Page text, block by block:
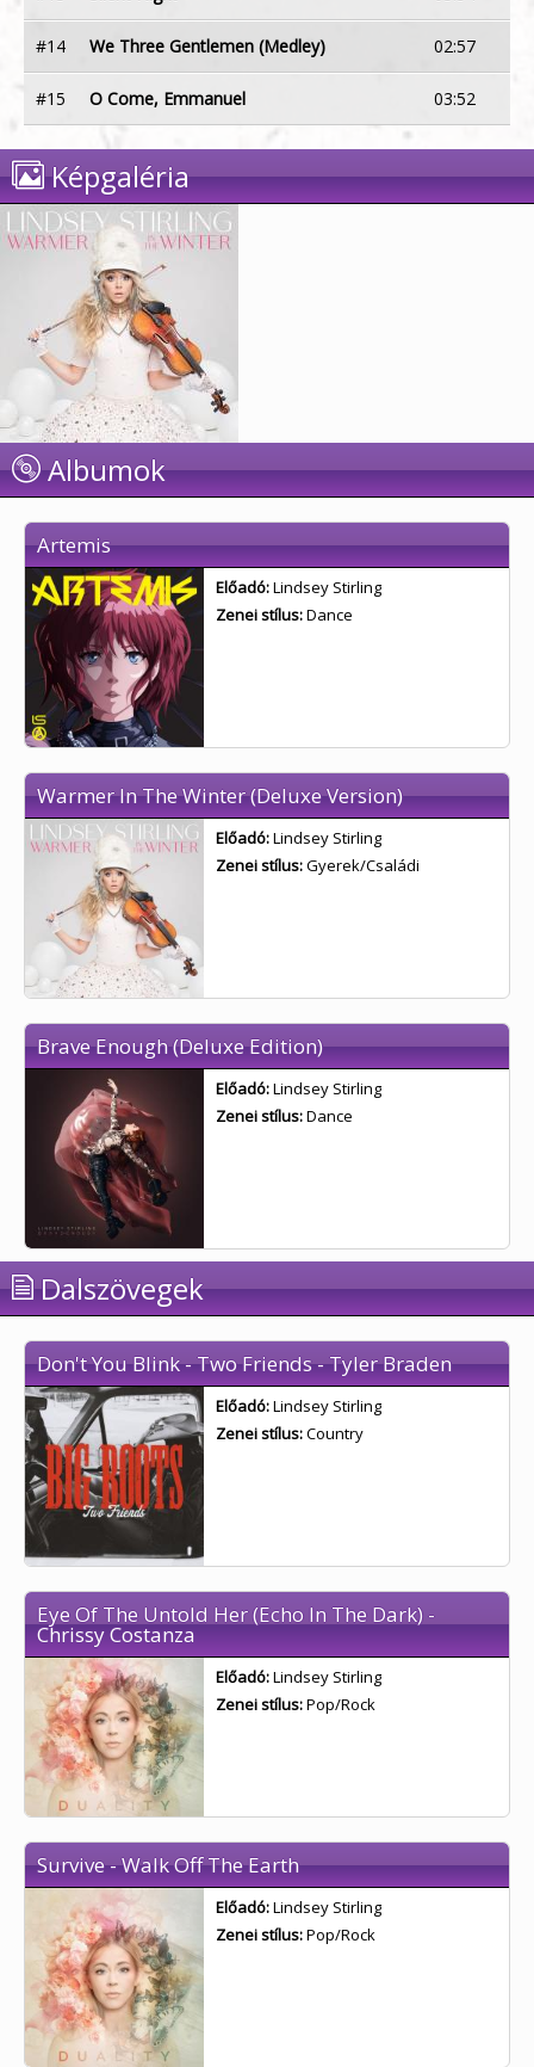
#14 We Three Gentlemen (Medley) 02:57
#15 O Come, Emmanuel 03:52
Képgaléria
Albumok
Artemis
Előadó:Lindsey Stirling
Zenei stílus:Dance
Warmer In The Winter (Deluxe Version)
Előadó:Lindsey Stirling
Zenei stílus:Gyerek/Családi
Brave Enough (Deluxe Edition)
Előadó:Lindsey Stirling
Zenei stílus:Dance
Dalszövegek
Don't You Blink - Two Friends - Tyler Braden
Előadó:Lindsey Stirling
Zenei stílus:Country
Eye Of The Untold Her (Echo In The Dark) -
Chrissy Costanza
Előadó:Lindsey Stirling
Zenei stílus:Pop/Rock
Survive - Walk Off The Earth
Előadó:Lindsey Stirling
Zenei stílus:Pop/Rock